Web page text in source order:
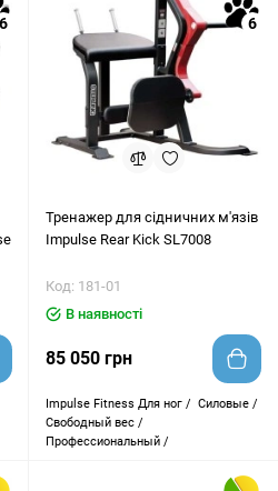
6 6
Тренажер для сідничних м'язів
Impulse Rear Kick SL7008
Код: 181-01
В наявності
85 050 грн
Impulse Fitness Для ног / Силовые /
Свободный вес /
Профессиональный /